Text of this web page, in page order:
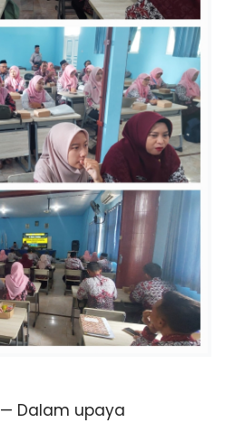
— Dalam upaya